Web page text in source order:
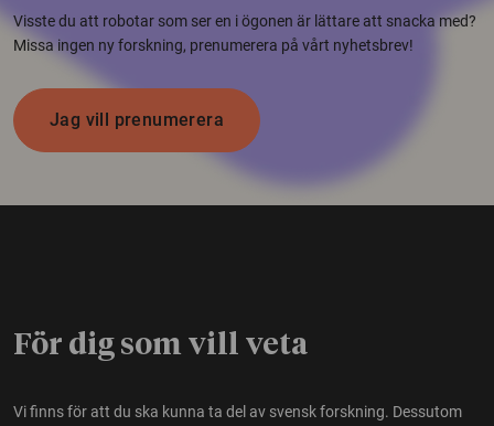
Visste du att robotar som ser en i ögonen är lättare att snacka med?
Missa ingen ny forskning, prenumerera på vårt nyhetsbrev!
Jag vill prenumerera
För dig som vill veta
Vi finns för att du ska kunna ta del av svensk forskning. Dessutom